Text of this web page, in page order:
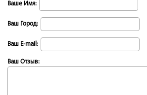
Ваше Имя:
Ваш Город:
Ваш E-mail:
Ваш Отзыв: